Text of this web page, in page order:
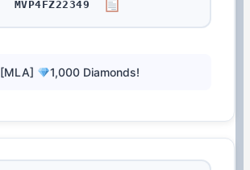
MVP4FZ22349
[MLA] 1,000 Diamonds!